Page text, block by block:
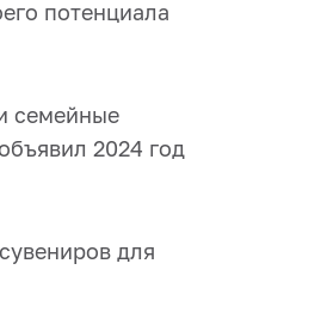
потенциала
семейные
2024 год
для